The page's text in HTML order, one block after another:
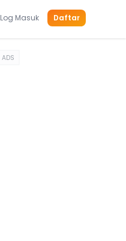
Log Masuk Daftar
ADS